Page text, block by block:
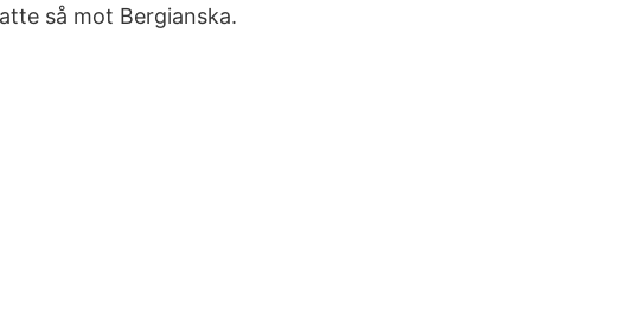
så mot Bergianska.